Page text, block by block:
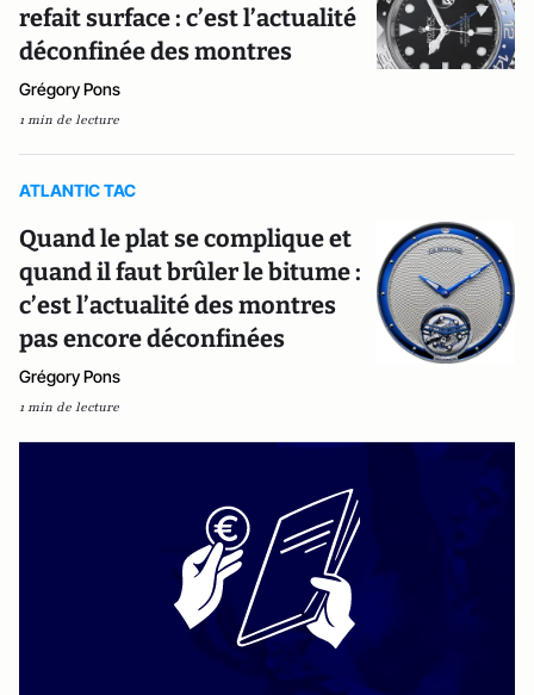
refait surface : c’est l’actualité
déconfinée des montres
Grégory Pons
1 min de lecture
ATLANTIC TAC
Quand le plat se complique et
quand il faut brûler le bitume :
c’est l’actualité des montres
pas encore déconfinées
Grégory Pons
1 min de lecture